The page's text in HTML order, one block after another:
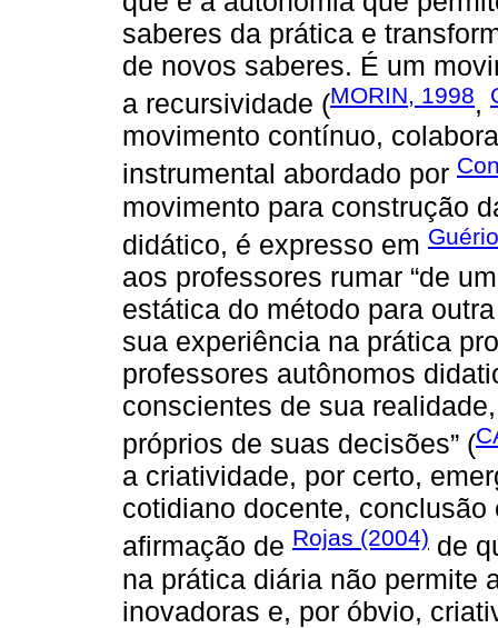
saberes da prática e
de novos saberes. É um
a recursividade (MORIN, 1998,
movimento contínuo,
instrumental abordado por
movimento para construção
didático, é expresso em
aos professores rumar “de
estática do método para
sua experiência na prática
professores autônomos
conscientes de sua
próprios de suas decisões” (
a criatividade, por certo,
cotidiano docente,
afirmação de Rojas (2004) de
na prática diária não permite
inovadoras e, por óbvio,